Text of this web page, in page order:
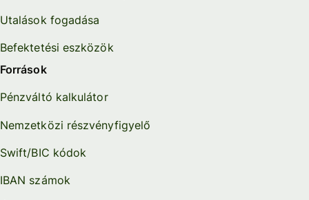
Utalások fogadása
Befektetési eszközök
Források
Pénzváltó kalkulátor
Nemzetközi részvényfigyelő
Swift/BIC kódok
IBAN számok